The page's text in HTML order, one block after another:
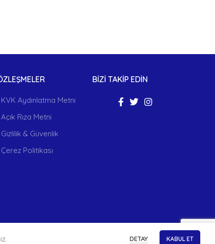
KVK Aydınlatma Metni
Açık Rıza Metni
Gizlilik & Güvenlik
Çerez Politikası
BİZİ TAKİP EDİN
DETAY KABUL ET